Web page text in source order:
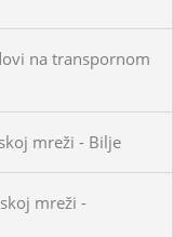
na transpornom
mreži - Bilje
mreži -